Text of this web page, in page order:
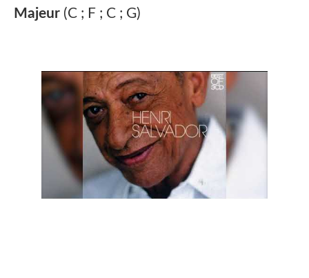
Majeur (C ; F ; C ; G)